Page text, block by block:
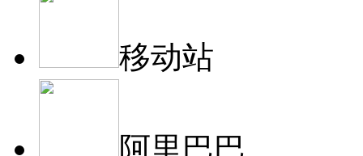
移动站
阿里巴巴